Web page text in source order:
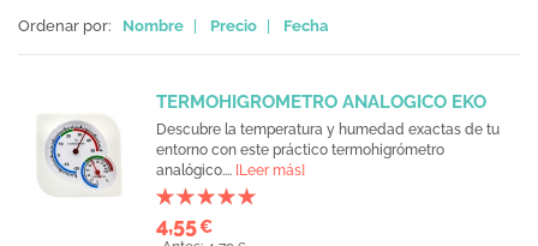
Ordenar por: Nombre Precio Fecha
TERMOHIGROMETRO ANALOGICO EKO
Descubre la temperatura y humedad exactas de tu
entorno con este práctico termohigrómetro
analógico.... [Leer más]
4,55€